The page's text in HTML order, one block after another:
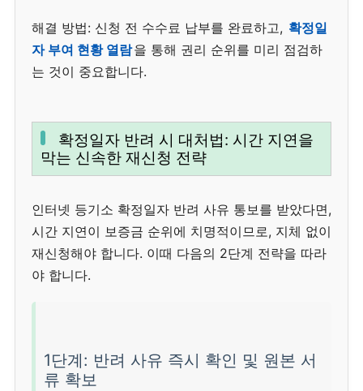
해결 방법: 신청 전 수수료 납부를 완료하고, 확정일
자 부여 현황 열람을 통해 권리 순위를 미리 점검하
는 것이 중요합니다.
확정일자 반려 시 대처법: 시간 지연을
막는 신속한 재신청 전략
인터넷 등기소 확정일자 반려 사유 통보를 받았다면,
시간 지연이 보증금 순위에 치명적이므로, 지체 없이
재신청해야 합니다. 이때 다음의 2단계 전략을 따라
야 합니다.
1단계: 반려 사유 즉시 확인 및 원본 서
류 확보